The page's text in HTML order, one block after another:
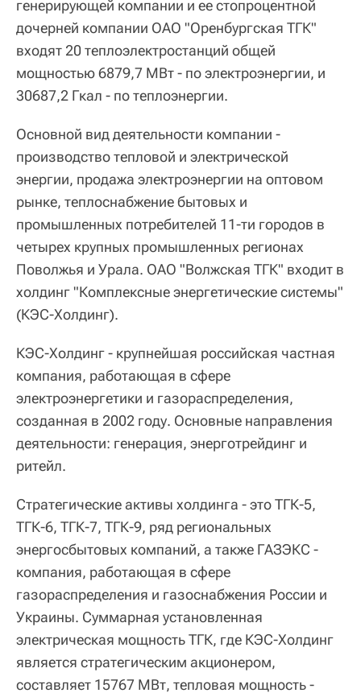
генерирующей компании и ее стопроцентной
дочерней компании ОАО "Оренбургская ТГК"
входят 20 теплоэлектростанций общей
мощностью 6879,7 МВт - по электроэнергии, и
30687,2 Гкал - по теплоэнергии.
Основной вид деятельности компании -
производство тепловой и электрической
энергии, продажа электроэнергии на оптовом
рынке, теплоснабжение бытовых и
промышленных потребителей 11-ти городов в
четырех крупных промышленных регионах
Поволжья и Урала. ОАО "Волжская ТГК" входит в
холдинг "Комплексные энергетические системы"
(КЭС-Холдинг).
КЭС-Холдинг - крупнейшая российская частная
компания, работающая в сфере
электроэнергетики и газораспределения,
созданная в 2002 году. Основные направления
деятельности: генерация, энерготрейдинг и
ритейл.
Стратегические активы холдинга - это ТГК-5,
ТГК-6, ТГК-7, ТГК-9, ряд региональных
энергосбытовых компаний, а также ГАЗЭКС -
компания, работающая в сфере
газораспределения и газоснабжения России и
Украины. Суммарная установленная
электрическая мощность ТГК, где КЭС-Холдинг
является стратегическим акционером,
составляет 15767 МВт, тепловая мощность -